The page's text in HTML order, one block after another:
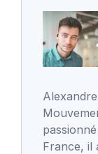
France, il